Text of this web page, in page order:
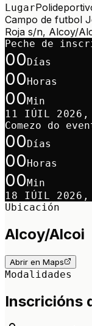
Lugar
Campo de futbol
Roja s/n, Alcoy/
Peche de
00Días
00Horas
00Min
11 IÚIL 2026,
Comezo do
00Días
00Horas
00Min
18 IÚIL 2026,
Ubicación
Alcoy/Alcoi
Abrir en Maps
Modalidades
Inscricións